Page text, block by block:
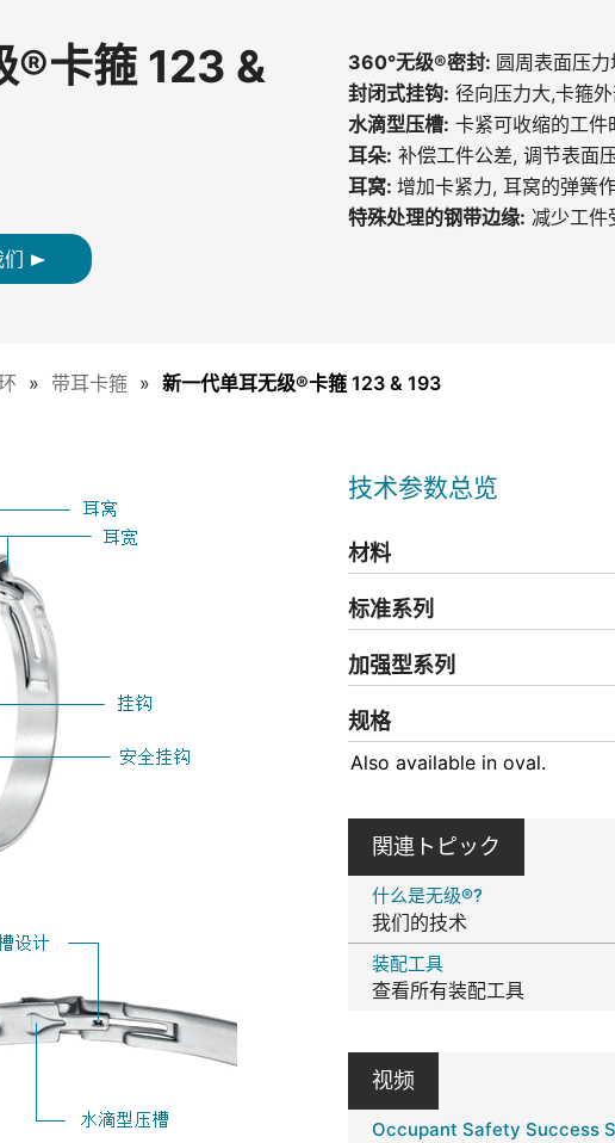
®卡箍 123 &
360°无级®密封: 圆周表面压
封闭式挂钩: 径向压力大,卡箍
水滴型压槽: 卡紧可收缩的工
耳朵: 补偿工件公差, 调节表面
耳窝: 增加卡紧力, 耳窝的弹簧
特殊处理的钢带边缘: 减少工件
带耳卡箍 新一代单耳无级®卡箍 123 & 193
技术参数总览
材料
标准系列
加强型系列
规格
Also available in oval.
関連トピック
什么是无级®?
我们的技术
装配工具
查看所有装配工具
视频
Occupant Safety Success